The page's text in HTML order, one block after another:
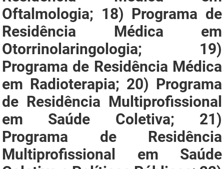
Oftalmologia; 18) Programa de
Residência Médica em
Otorrinolaringologia; 19)
Programa de Residência Médica
em Radioterapia; 20) Programa
de Residência Multiprofissional
em Saúde Coletiva; 21)
Programa de Residência
Multiprofissional em Saúde